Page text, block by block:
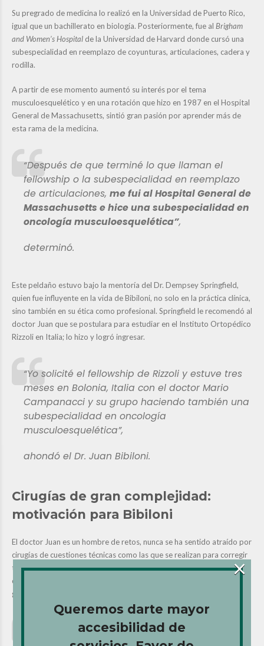
Su pregrado de medicina lo realizó en la Universidad de Puerto Rico,
igual que un bachillerato en biología. Posteriormente, fue al Brigham
and Women’s Hospital de la Universidad de Harvard donde cursó una
subespecialidad en reemplazo de coyunturas, articulaciones, cadera y
rodilla.
A partir de ese momento aumentó su interés por el tema
musculoesquelético y en una rotación que hizo en 1987 en el Hospital
General de Massachusetts, sintió gran pasión por aprender más de
esta rama de la medicina.
“Después de que terminé lo que llaman el
fellowship o la subespecialidad en reemplazo
de articulaciones, me fui al Hospital General de
Massachusetts e hice una subespecialidad en
oncología musculoesquelética”,
determinó.
Este peldaño estuvo bajo la mentoría del Dr. Dempsey Springfield,
quien fue influyente en la vida de Bibiloni, no solo en la práctica clínica,
sino también en su ética como profesional. Springfield le recomendó al
doctor Juan que se postulara para estudiar en el Instituto Ortopédico
Rizzoli en Italia; lo hizo y logró ingresar.
“Yo solicité el fellowship de Rizzoli y estuve tres
meses en Bolonia, Italia con el doctor Mario
Campanacci y su grupo haciendo también una
subespecialidad en oncología
musculoesquelética”,
ahondó el Dr. Juan Bibiloni.
Cirugías de gran complejidad:
motivación para Bibiloni
El doctor Juan es un hombre de retos, nunca se ha sentido atraído por
cirugías de cuestiones técnicas como las que se realizan para corregir
trastornos en las manos. Por el contrario, las intervenciones
quirúrgicas que demanden gran complejidad son uno de sus mayores
gustos.
“Siempre me han gustado las cirugías más
Queremos darte mayor
accesibilidad de
×